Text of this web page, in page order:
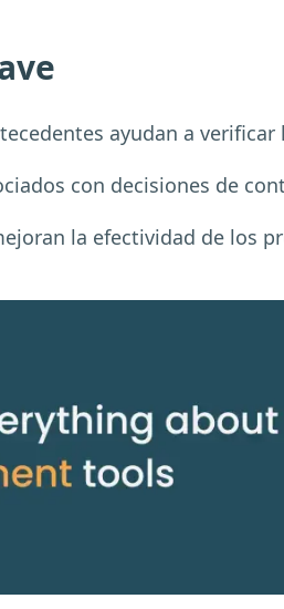
ayudan a
con decisiones de
la efectividad de los